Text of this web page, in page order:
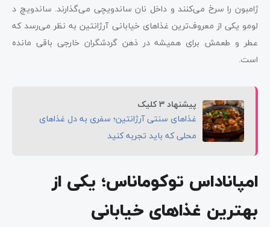
ژامبون را سرخ می‌کنند و داخل نان ساندویچی می‌گذارند. ساندویچ د
لومو یکی از معروف‌ترین غذاهای خیابانی آرژانتین به نظر می‌رسد که
عطر و طعمش برای همیشه در ذهن گردشگران خارجی باقی مانده
است.
پیشنهاد 3 کلیک
غذاهای سنتی آرژانتین؛ سفری به دل غذاهای
محلی که باید تجربه کنید
امپاناداس توکوماناس؛ یکی از
بهترین غذاهای خیابانی